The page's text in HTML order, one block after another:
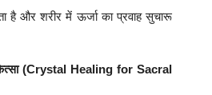
है और शरीर में ऊर्जा का प्रवाह सुचारू
(Crystal Healing for Sacral